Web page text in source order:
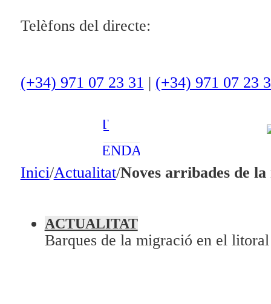
Telèfons del directe:
(+34) 971 07 23 31 | (+34) 971 07 23
OCI
AMBIENT
AGENDA
En directe
Programació
Inici/Actualitat/Noves arribades de
Barques de la migració en el
ACTUALITAT